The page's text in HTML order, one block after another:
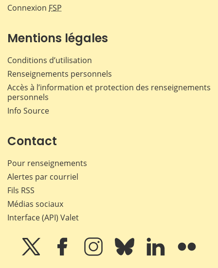
Connexion FSP
Mentions légales
Conditions d’utilisation
Renseignements personnels
Accès à l’information et protection des renseignements
personnels
Info Source
Contact
Pour renseignements
Alertes par courriel
Fils RSS
Médias sociaux
Interface (API) Valet